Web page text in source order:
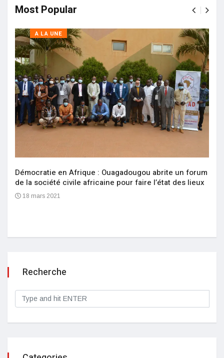
Most Popular
A LA UNE
Démocratie en Afrique : Ouagadougou abrite un forum
de la société civile africaine pour faire l’état des lieux
18 mars 2021
Recherche